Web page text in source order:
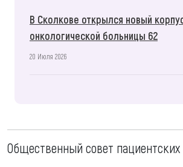
В Сколкове открылся новый
онкологической больницы 62
20 Июля 2026
Общественный совет пациентских